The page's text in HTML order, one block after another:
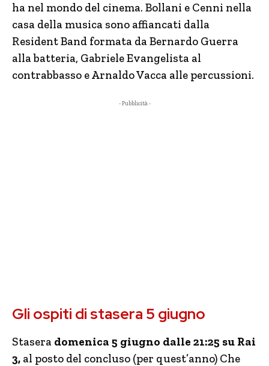
ha nel mondo del cinema. Bollani e Cenni nella
casa della musica sono affiancati dalla
Resident Band formata da Bernardo Guerra
alla batteria, Gabriele Evangelista al
contrabbasso e Arnaldo Vacca alle percussioni.
- Pubblicità -
Gli ospiti di stasera 5 giugno
Stasera domenica 5 giugno dalle 21:25 su Rai
3, al posto del concluso (per quest’anno) Che